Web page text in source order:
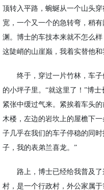
顶转入平路，蜿蜒从一个山头
宽，一个又一个的急转弯，稍
渊。博士的车技本来就不怎么
这陡峭的山崖巅，我着实替他和
终于，穿过一片竹林，车
的小坪子里。 “就这里了！”博
紧张中缓过气来。紧挨着车头
木楼，左边的岩坎上的屋檐下
子几乎在我们的车子停稳的同
子，我的表弟兰喜龙。”
路上，博士已经给我普及
村， 是一个行政村， 外公家属